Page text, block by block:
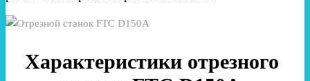
Характеристики отрезного